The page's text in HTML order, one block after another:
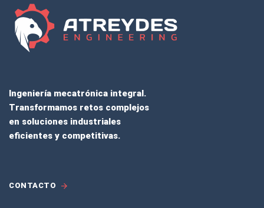
Ingeniería mecatrónica integral.
Transformamos retos complejos
en soluciones industriales
eficientes y competitivas.
CONTACTO